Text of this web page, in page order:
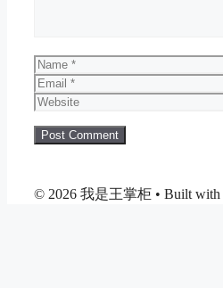
Name
Email
Website
© 2026 我是王掌柜 • Built with